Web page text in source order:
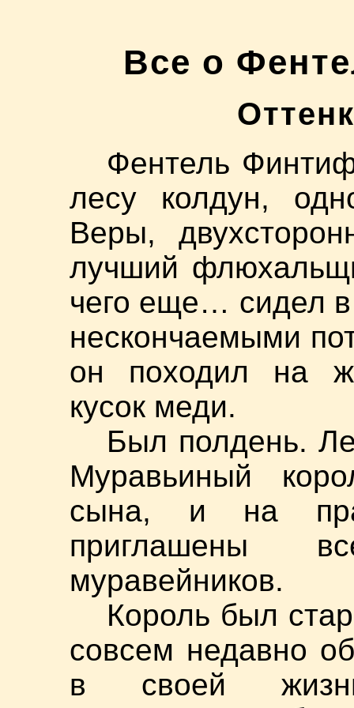
Все о
Фентель
лесу колдун,
Веры,
лучший
чего еще… сидел в
нескончаемыми
он походил на
кусок меди.
Был полдень.
Муравьиный
сына, и на
приглашены
муравейников.
Король был
совсем недавно
в своей